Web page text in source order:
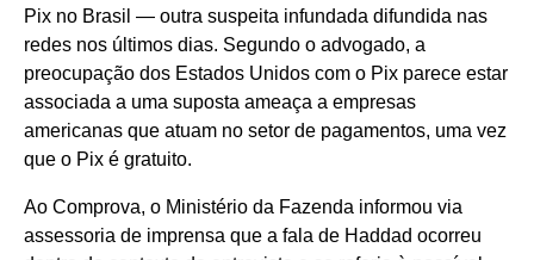
Pix no Brasil — outra suspeita infundada difundida nas
redes nos últimos dias. Segundo o advogado, a
preocupação dos Estados Unidos com o Pix parece estar
associada a uma suposta ameaça a empresas
americanas que atuam no setor de pagamentos, uma vez
que o Pix é gratuito.
Ao Comprova, o Ministério da Fazenda informou via
assessoria de imprensa que a fala de Haddad ocorreu